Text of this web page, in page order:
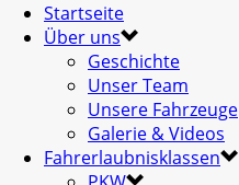
Startseite
Über uns
Geschichte
Unser Team
Unsere Fahrzeuge
Galerie & Videos
Fahrerlaubnisklassen